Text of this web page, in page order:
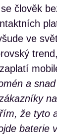
člověk
ve
a
že tyto
baterie